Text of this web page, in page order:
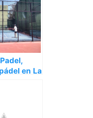
en La